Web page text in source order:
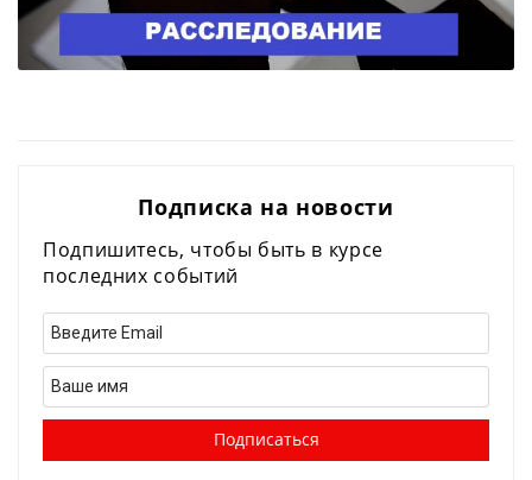
Подписка на новости
Подпишитесь, чтобы быть в курсе
последних событий